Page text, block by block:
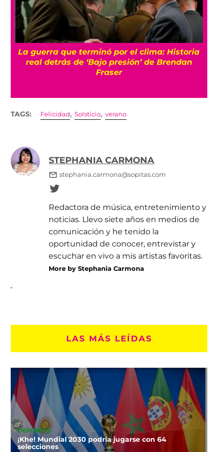
La guerra que terminó por el clima: Historia
real detrás de ‘Bajo presión’ de Brendan
Fraser
TAGS: Felicidad,Solsticio,verano
STEPHANIA CARMONA
stephania.carmona@sopitas.com
Redactora de música, entretenimiento y
noticias. Llevo siete años en medios de
comunicación y he tenido la
oportunidad de conocer, entrevistar y
escuchar en vivo a mis artistas favoritas.
More by Stephania Carmona
LAS MÁS LEÍDAS
DEPORTES
¡Khe! Mundial 2030 podría jugarse con 64
selecciones